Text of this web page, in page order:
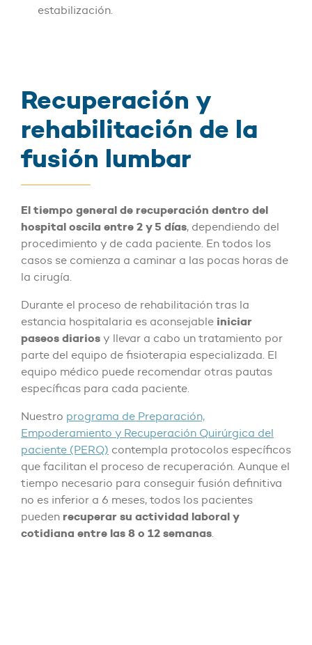
estabilización.
Recuperación y
rehabilitación de la
fusión lumbar
El tiempo general de recuperación dentro del
hospital oscila entre 2 y 5 días, dependiendo del
procedimiento y de cada paciente. En todos los
casos se comienza a caminar a las pocas horas de
la cirugía.
Durante el proceso de rehabilitación tras la
estancia hospitalaria es aconsejable iniciar
paseos diarios y llevar a cabo un tratamiento por
parte del equipo de fisioterapia especializada. El
equipo médico puede recomendar otras pautas
específicas para cada paciente.
Nuestro programa de Preparación,
Empoderamiento y Recuperación Quirúrgica del
paciente (PERQ) contempla protocolos específicos
que facilitan el proceso de recuperación. Aunque el
tiempo necesario para conseguir fusión definitiva
no es inferior a 6 meses, todos los pacientes
pueden recuperar su actividad laboral y
cotidiana entre las 8 o 12 semanas